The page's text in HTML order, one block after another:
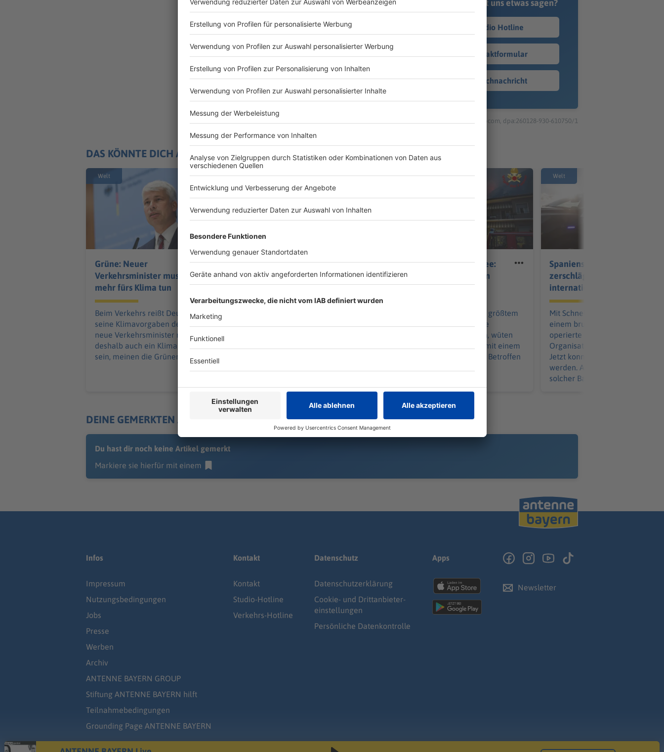
Du möchtest uns etwas sagen?
Studio Hotline
Kontaktformular
Sprachnachricht
© dpa-infocom, dpa:260128-930-610750/1
DAS KÖNNTE DICH AUCH INTERESSIEREN
Welt
Grüne: Neuer
Verkehrsminister muss
mehr fürs Klima tun
Beim Verkehrs reißt Deutschland
seine Klimavorgaben deutlich. Der
neue Verkehrsminister müsse
deshalb auch ein Klimaminister
sein, meinen die Grünen.
Welt
US-Senat bestätigt Todd
Blanche als
Justizminister
Welt
Waldbrand am Gardasee:
Mehr als 200 Menschen
evakuiert
Am Westufer von Italiens größtem
See, wo derzeit auch viele
Deutsche Urlaub machen, wüten
Feuer. Die Feuerwehr ist mit einem
Großaufgebot im Einsatz. Betroffen
Welt
Spaniens Polizei
zerschlägt
internationale
Schlepperbande
Mit Schnellbooten, Waffen und
einem brutalen Kontrollsystem
operierte die kriminelle
Organisation
Jetzt konnte sie zerschlagen
werden. Aber es gibt noch viele
solcher Banden.
DEINE GEMERKTEN ARTIKEL
Du hast dir noch keine Artikel gemerkt
Markiere sie hierfür mit einem
Infos
Impressum
Nutzungsbedingungen
Jobs
Presse
Werben
Archiv
ANTENNE BAYERN GROUP
Stiftung ANTENNE BAYERN hilft
Teilnahmebedingungen
Grounding Page ANTENNE BAYERN
Kontakt
Kontakt
Studio-Hotline
Verkehrs-Hotline
Datenschutz
Datenschutz­erklärung
Cookie- und Drittanbieter-
einstellungen
Persönliche Datenkontrolle
Apps
Newsletter